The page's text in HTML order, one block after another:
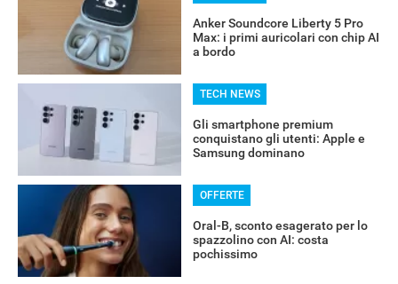
Anker Soundcore Liberty 5 Pro
Max: i primi auricolari con chip AI
a bordo
TECH NEWS
Gli smartphone premium
conquistano gli utenti: Apple e
Samsung dominano
OFFERTE
Oral-B, sconto esagerato per lo
spazzolino con AI: costa
pochissimo